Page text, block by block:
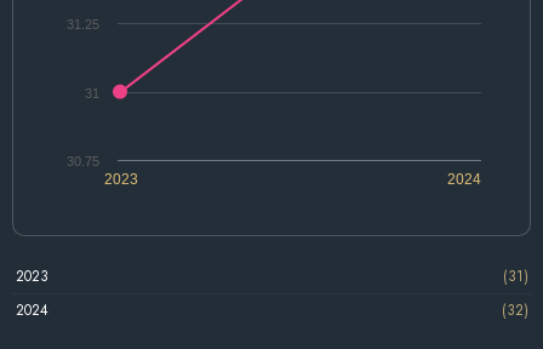
2023 2024
30.75
31
31.25
2023
(31)
2024
(32)